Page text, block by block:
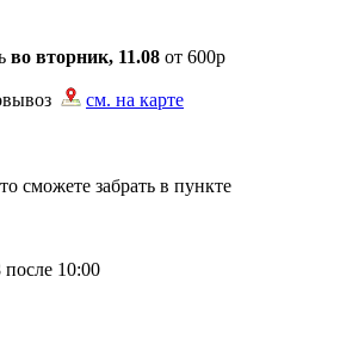
во вторник, 11.08 от 600р
см. на карте
сможете забрать в пункте
после 10:00